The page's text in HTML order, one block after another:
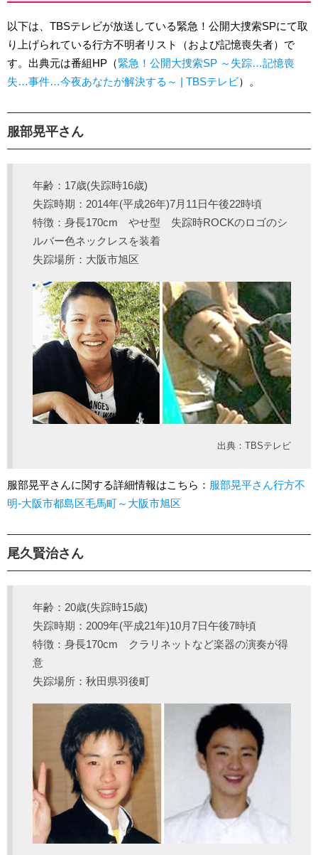
以下は、TBSテレビが放送している緊急！公開大捜索SPにて取
り上げられている行方不明者リスト（および記憶喪失者）で
す。出典元は番組HP（緊急！公開大捜索SP ～失踪…記憶喪
失…事件…今夜あなたが解決する～ | TBSテレビ）。
服部晃平さん
年齢：17歳(失踪時16歳)
失踪時期：2014年(平成26年)7月11日午後22時頃
特徴：身長170cm やせ型 失踪時ROCKのロゴのシ
ルバー色ネックレスを装着
失踪場所：大阪市旭区
出典：TBSテレビ
服部晃平さんに関する詳細情報はこちら： 服部晃平さん行方不
明-大阪市都島区毛馬町～大阪市旭区
尾久賢治さん
年齢：20歳(失踪時15歳)
失踪時期：2009年(平成21年)10月7日午後7時頃
特徴：身長170cm クラリネットなど楽器の演奏が得
意
失踪場所：秋田県羽後町